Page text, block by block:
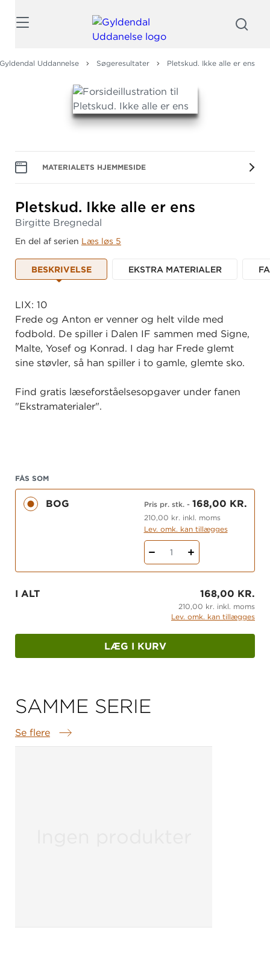
Gyldendal Uddannelse Søgeresultater Pletskud. Ikke alle er ens
MATERIALETS HJEMMESIDE
Pletskud. Ikke alle er ens
Birgitte Bregnedal
En del af serien Læs løs 5
BESKRIVELSE EKSTRA MATERIALER
LIX: 10
Frede og Anton er venner og helt vilde med
fodbold. De spiller i Dalen IF sammen med Signe,
Malte, Yosef og Konrad. I dag har Frede glemt
sine støvler, så han spiller i to gamle, glemte sko.
Find gratis læseforståelsesopgaver under fanen
"Ekstramaterialer".
FÅS SOM
BOG Pris pr. stk.- 168,00 KR.
210,00 kr. inkl. moms
Lev. omk. kan tillægges
1
I ALT 168,00 KR.
210,00 kr. inkl. moms
Lev. omk. kan tillægges
LÆG I KURV
SAMME SERIE
Se flere
Samme serie